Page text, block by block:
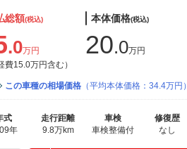
総額(税込)
.0万円
費15.0万円含む）
本体価格(税込)
20.0万円
この車種の相場価格 （平均本体価格：34.4万円）
式
年
走行距離
9.8万km
車検
車検整備付
修復歴
なし